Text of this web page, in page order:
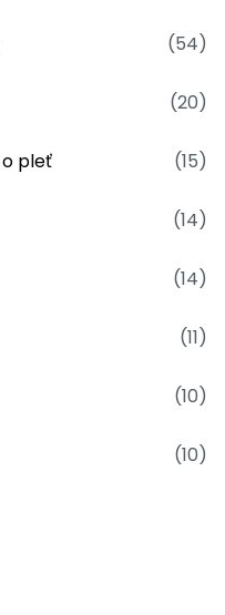
(54)
(20)
pleť (15)
(14)
(14)
(11)
(10)
(10)